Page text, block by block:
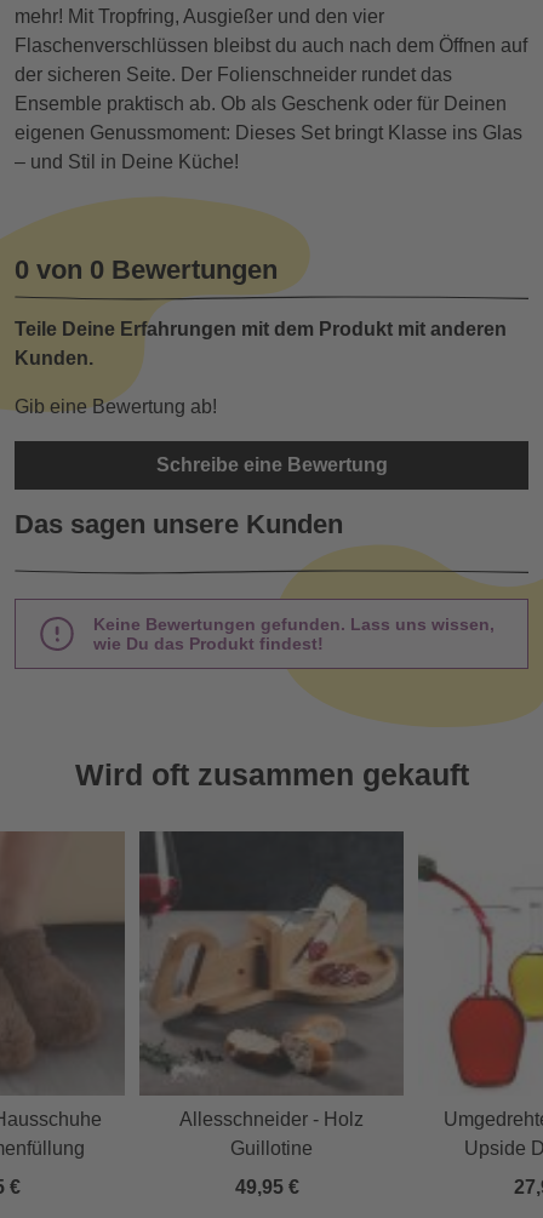
mehr! Mit Tropfring, Ausgießer und den vier
Flaschenverschlüssen bleibst du auch nach dem Öffnen auf
der sicheren Seite. Der Folienschneider rundet das
Ensemble praktisch ab. Ob als Geschenk oder für Deinen
eigenen Genussmoment: Dieses Set bringt Klasse ins Glas
– und Stil in Deine Küche!
0 von 0 Bewertungen
Teile Deine Erfahrungen mit dem Produkt mit anderen
Kunden.
Gib eine Bewertung ab!
Schreibe eine Bewertung
Das sagen unsere Kunden
Keine Bewertungen gefunden. Lass uns wissen,
wie Du das Produkt findest!
Wird oft zusammen gekauft
€
Allesschneider - Holz
Guillotine
49,95 €
Upside